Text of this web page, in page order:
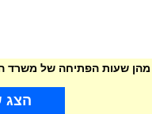
מהן שעות הפתיחה של משרד
הצג